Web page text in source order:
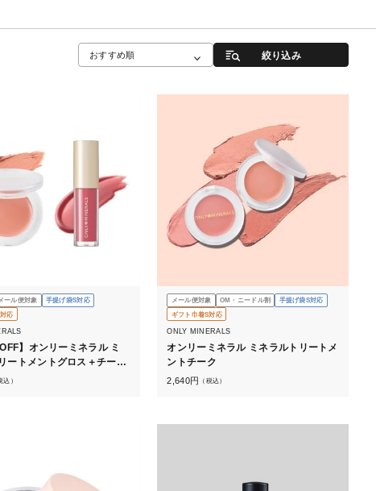
おすすめ順 絞り込み
ール便対象
手提げ袋S対応
応
】オンリーミネラル ミ
ートメントグロス＋チーク
込）
メール便対象 OM・ニードル割
手提げ袋S対応
ギフト巾着S対応
ONLY MINERALS
オンリーミネラル ミネラルトリートメ
ントチーク
2,640円 （税込）